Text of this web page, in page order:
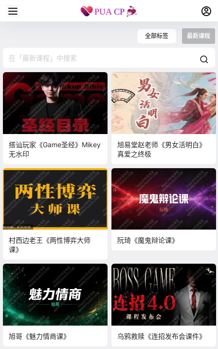
全部标签 最新课程
搭讪玩家《Game圣经》Mikey
无水印
​​旭易堂赵老师《男女活明白》
真爱之终极
村西边老王《两性博弈大师
课》
阮琦《魔鬼辩论课》
旭哥《魅力情商课》 乌鸦救赎《连招发布会课件》